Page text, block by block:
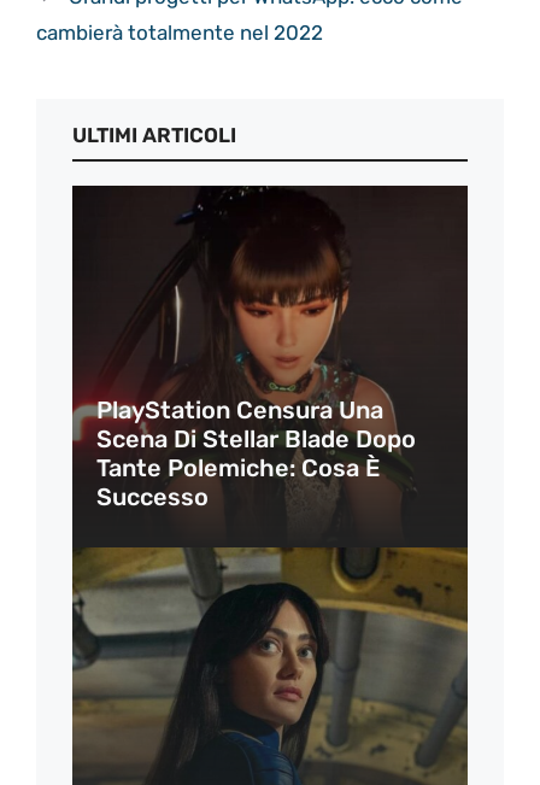
cambierà totalmente nel 2022
ULTIMI ARTICOLI
PlayStation Censura Una
Scena Di Stellar Blade Dopo
Tante Polemiche: Cosa È
Successo